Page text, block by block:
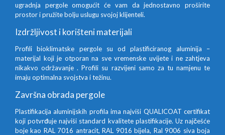
ugradnja pergole omogućit će vam da jednostavno proširite
prostor i pružite bolju uslugu svojoj klijenteli.
Izdržljivost i korišteni materijali
Profili bioklimatske pergole su od plastificiranog aluminija –
materijal koji je otporan na sve vremenske uvijete i ne zahtjeva
nikakvo održavanje . Profili su razvijeni samo za tu namjenu te
imaju optimalna svojstva i težinu.
Završna obrada pergole
Plastifikacija aluminijskih profila ima najviši QUALICOAT certifikat
koji potvrđuje najviši standard kvalitete plastifikacije. Uz najčešće
boje kao RAL 7016 antracit, RAL 9016 bijela, Ral 9006 siva boja